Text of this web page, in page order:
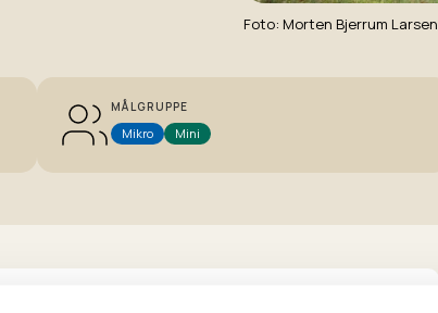
Foto Morten Bjerrum Larsen
MÅLGRUPPE
Mikro Mini